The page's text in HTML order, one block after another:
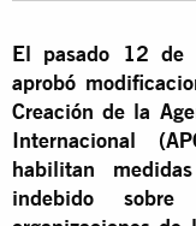
El pasado 12 de
aprobó
Creación de la
Internacional
habilitan
indebido